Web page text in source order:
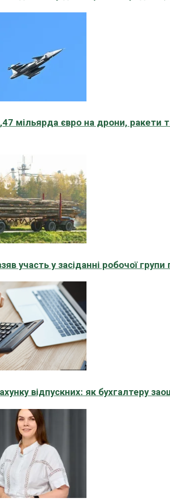
мільярда євро на дрони, ракети
участь у засіданні робочої
відпускних: як бухгалтеру